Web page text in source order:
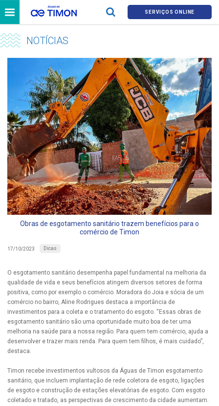
SERVIÇOS ONLINE
NOTÍCIAS
Obras de esgotamento sanitário trazem benefícios para o
comércio de Timon
17/10/2023 Dicas
O esgotamento sanitário desempenha papel fundamental na melhoria da
qualidade de vida e seus benefícios atingem diversos setores de forma
positiva, como por exemplo o comércio. Moradora do Joia e sócia de um
comércio no bairro, Aline Rodrigues destaca a importância de
investimentos para a coleta e o tratamento do esgoto. “Essas obras de
esgotamento sanitário são uma oportunidade muito boa de ter uma
melhoria na saúde para a nossa região. Para quem tem comércio, ajuda a
desenvolver e trazer mais renda. Para quem tem filhos, é mais cuidado”,
destaca.
Timon recebe investimentos vultosos da Águas de Timon esgotamento
sanitário, que incluem implantação de rede coletora de esgoto, ligações
de esgoto e construção de estações elevatórias de esgoto. Com esgoto
coletado e tratado, as perspectivas de crescimento da cidade aumentam.